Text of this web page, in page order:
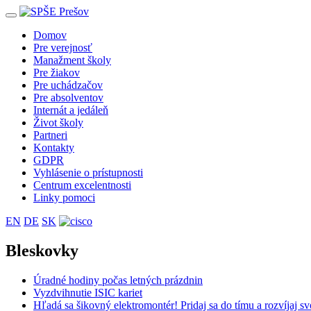
Toggle
navigationDomov
Pre verejnosť
Manažment školy
Pre žiakov
Pre uchádzačov
Pre absolventov
Internát a jedáleň
Život školy
Partneri
Kontakty
GDPR
Vyhlásenie o prístupnosti
Centrum excelentnosti
Linky pomoci
EN DE SK
Bleskovky
Úradné hodiny počas letných prázdnin
Vyzdvihnutie ISIC kariet
Hľadá sa šikovný elektromontér! Pridaj sa do tímu a rozvíjaj